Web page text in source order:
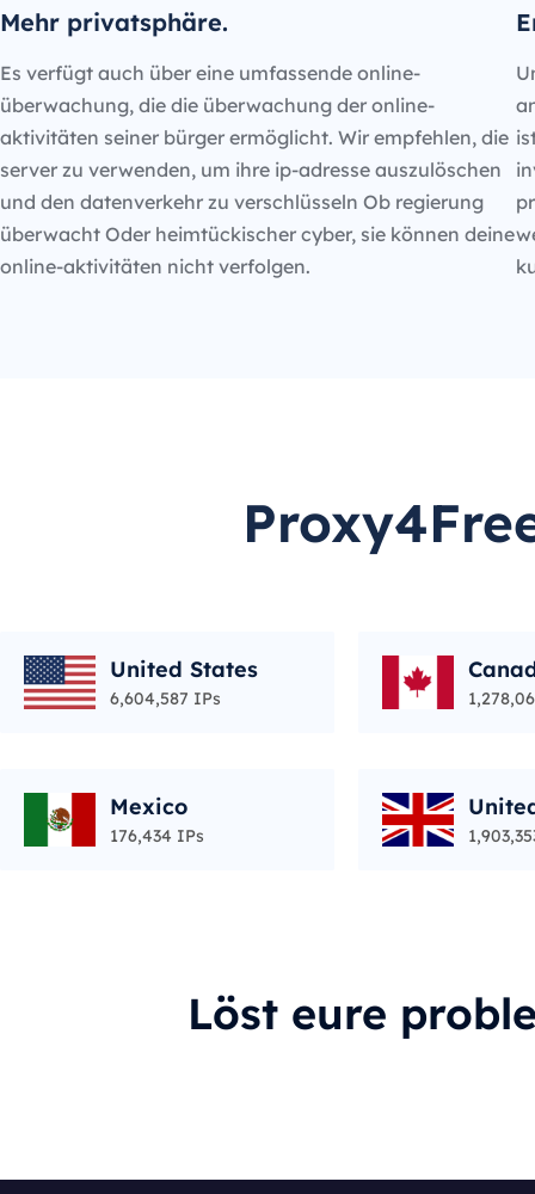
Mehr privatsphäre.
Es verfügt auch über eine umfassende online-
überwachung, die die überwachung der online-
aktivitäten seiner bürger ermöglicht. Wir empfehlen, die
server zu verwenden, um ihre ip-adresse auszulöschen
und den datenverkehr zu verschlüsseln Ob regierung
überwacht Oder heimtückischer cyber, sie können deine
online-aktivitäten nicht verfolgen.
United States
6,604,587 IPs
Mexico
176,434 IPs
Löst eure